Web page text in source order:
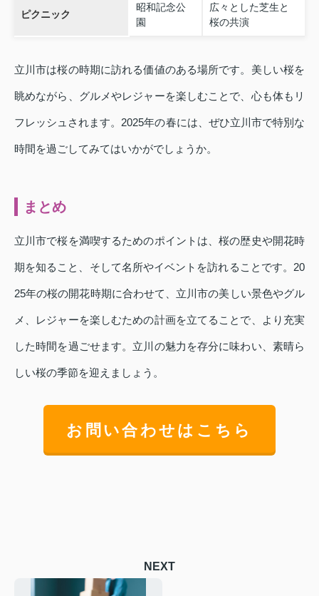
ピクニック
昭和記念公
園
広々とした芝生と
桜の共演
立川市は桜の時期に訪れる価値のある場所です。美しい桜を
眺めながら、グルメやレジャーを楽しむことで、心も体もリ
フレッシュされます。2025年の春には、ぜひ立川市で特別な
時間を過ごしてみてはいかがでしょうか。
まとめ
立川市で桜を満喫するためのポイントは、桜の歴史や開花時
期を知ること、そして名所やイベントを訪れることです。20
25年の桜の開花時期に合わせて、立川市の美しい景色やグル
メ、レジャーを楽しむための計画を立てることで、より充実
した時間を過ごせます。立川の魅力を存分に味わい、素晴ら
しい桜の季節を迎えましょう。
お問い合わせはこちら
NEXT